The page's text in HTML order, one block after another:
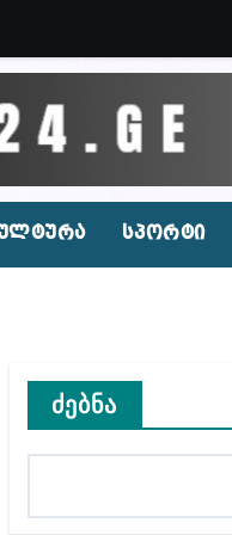
– ეკა
საკანში
ნაცვლად ცხენის
შეტევაზე ჩვენი
შესაძლო
სპორტი
ძებნა